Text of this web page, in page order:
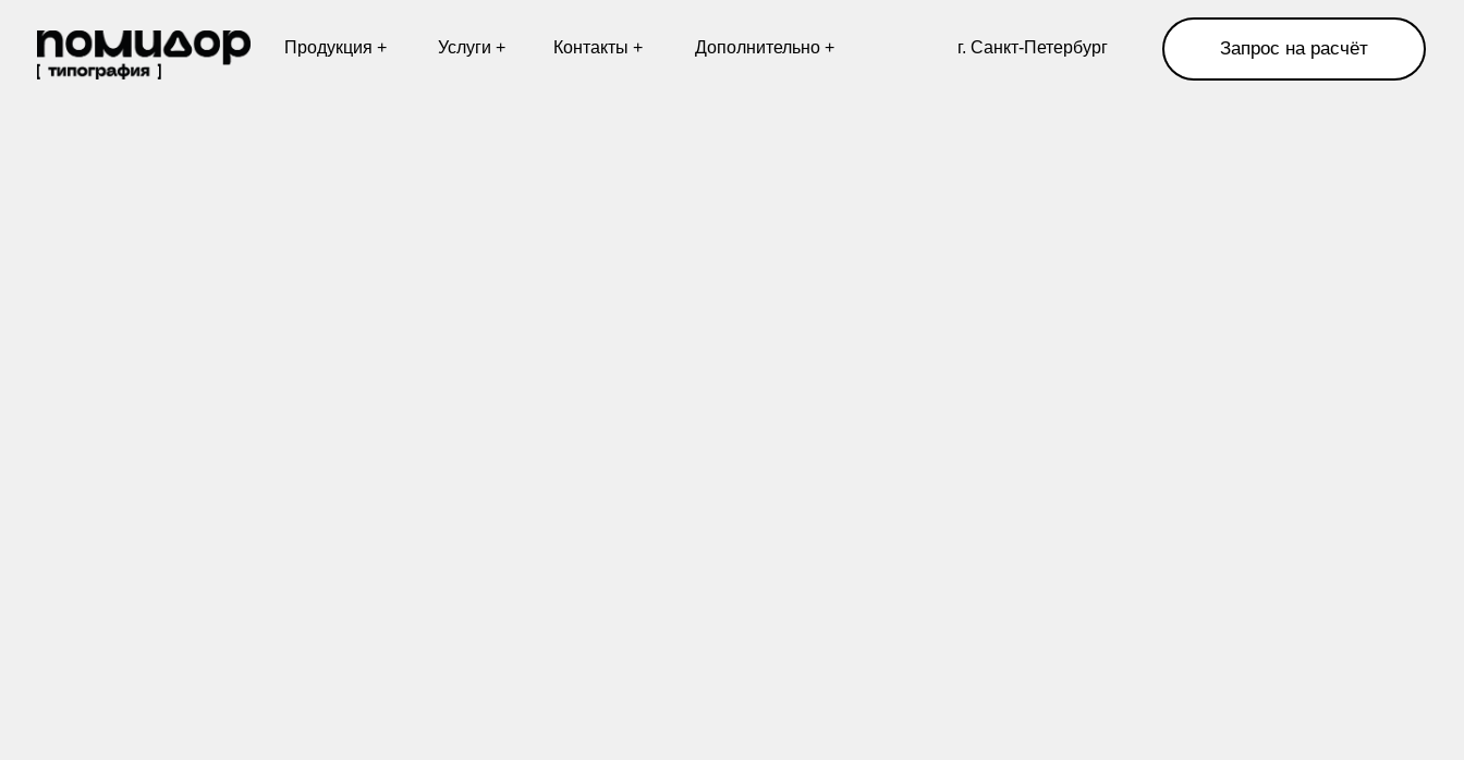
Запрос на расчёт
Дополнительно + г. Санкт-Петербург
Контакты +
Услуги +
Продукция +